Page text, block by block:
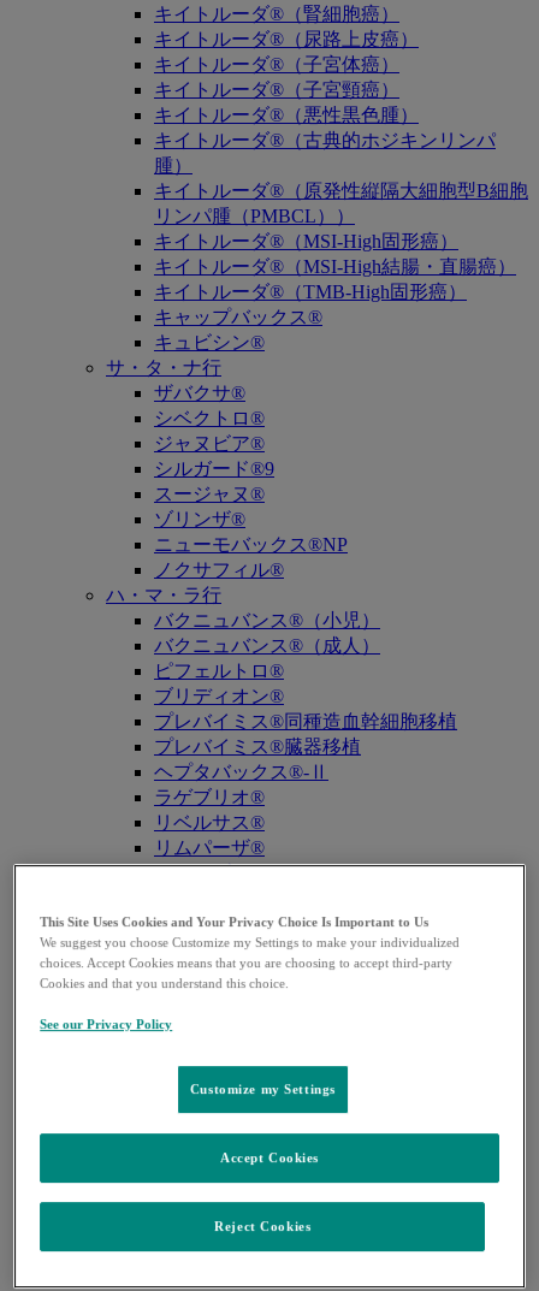
キイトルーダ®（腎細胞癌）
キイトルーダ®（尿路上皮癌）
キイトルーダ®（子宮体癌）
キイトルーダ®（子宮頸癌）
キイトルーダ®（悪性黒色腫）
キイトルーダ®（古典的ホジキンリンパ
腫）
キイトルーダ®（原発性縦隔大細胞型B細胞
リンパ腫（PMBCL））
キイトルーダ®（MSI-High固形癌）
キイトルーダ®（MSI-High結腸・直腸癌）
キイトルーダ®（TMB-High固形癌）
キャップバックス®
キュビシン®
サ・タ・ナ行
ザバクサ®
シベクトロ®
ジャヌビア®
シルガード®9
スージャヌ®
ゾリンザ®
ニューモバックス®NP
ノクサフィル®
ハ・マ・ラ行
バクニュバンス®（小児）
バクニュバンス®（成人）
ピフェルトロ®
ブリディオン®
プレバイミス®同種造血幹細胞移植
プレバイミス®臓器移植
ヘプタバックス®-Ⅱ
ラゲブリオ®
リベルサス®
リムパーザ®
レカルブリオ®
ロタテック®
領域別情報
Open
submenu
悪性腫瘍
– 婦人科癌
肺高血圧症
– PAH（肺動脈性肺高血圧症）
ワクチン・予防抗体薬
– ワクチン・予防抗体薬 TOP
– 子宮頸がん・HPV関連疾患
This Site Uses Cookies and Your Privacy Choice Is Important to Us
We suggest you choose Customize my Settings to make your individualized
choices. Accept Cookies means that you are choosing to accept third-party
Cookies and that you understand this choice.
See our Privacy Policy
Customize my Settings
Reject Cookies
Accept Cookies